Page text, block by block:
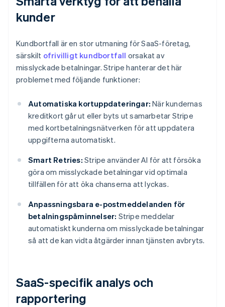
kunder
Kundbortfall är en stor utmaning för SaaS-företag,
särskilt ofrivilligt kundbortfall orsakat av
misslyckade betalningar. Stripe hanterar det här
problemet med följande funktioner:
Automatiska kortuppdateringar: När kundernas
kreditkort går ut eller byts ut samarbetar Stripe
med kortbetalningsnätverken för att uppdatera
uppgifterna automatiskt.
Smart Retries: Stripe använder AI för att försöka
göra om misslyckade betalningar vid optimala
tillfällen för att öka chanserna att lyckas.
Anpassningsbara e-postmeddelanden för
betalningspåminnelser: Stripe meddelar
automatiskt kunderna om misslyckade betalningar
så att de kan vidta åtgärder innan tjänsten avbryts.
SaaS-specifik analys och
rapportering